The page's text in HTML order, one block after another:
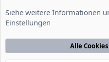
Nutzungsbedingungen
Startseite
Siehe weitere Informationen
Einstellungen
Alle